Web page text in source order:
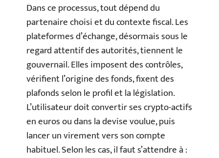
Dans ce processus, tout dépend du
partenaire choisi et du contexte fiscal. Les
plateformes d’échange, désormais sous le
regard attentif des autorités, tiennent le
gouvernail. Elles imposent des contrôles,
vérifient l’origine des fonds, fixent des
plafonds selon le profil et la législation.
L’utilisateur doit convertir ses crypto-actifs
en euros ou dans la devise voulue, puis
lancer un virement vers son compte
habituel. Selon les cas, il faut s’attendre à :